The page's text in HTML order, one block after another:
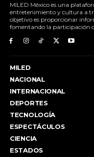
MILED México es una
entretenimiento y cultura a
objetivo es proporcionar
fomentando la participación
MILED
NACIONAL
INTERNACIONAL
DEPORTES
TECNOLOGÍA
ESPECTÁCULOS
CIENCIA
ESTADOS